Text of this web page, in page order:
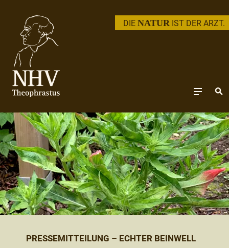
DIE NATUR IST DER ARZT.
PRESSEMITTEILUNG – ECHTER BEINWELL